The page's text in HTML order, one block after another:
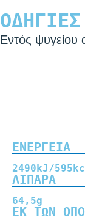
Εντός
ΕΝΕΡΓΕΙΑ
2490kJ/
ΛΙΠΑΡΑ
64,5g
ΕΚ ΤΩΝ